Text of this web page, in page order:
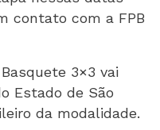
contato com a FPB
3×3 vai
Estado de São
da modalidade.